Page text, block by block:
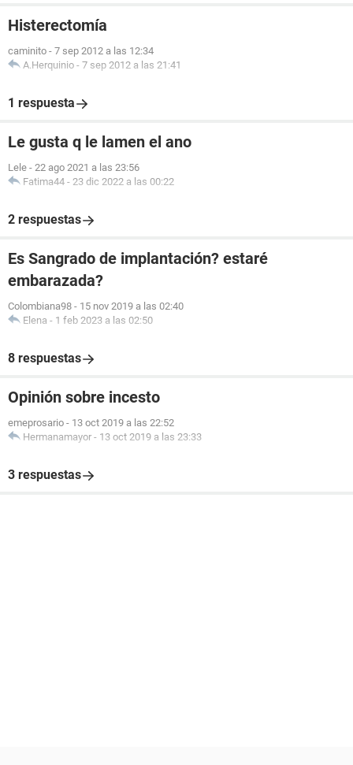
Histerectomía
caminito - 7 sep 2012 a las 12:34
A.Herquinio - 7 sep 2012 a las 21:41
1 respuesta
Le gusta q le lamen el ano
Lele - 22 ago 2021 a las 23:56
Fatima44 - 23 dic 2022 a las 00:22
2 respuestas
Es Sangrado de implantación? estaré
embarazada?
Colombiana98 - 15 nov 2019 a las 02:40
Elena - 1 feb 2023 a las 02:50
8 respuestas
Opinión sobre incesto
emeprosario - 13 oct 2019 a las 22:52
Hermanamayor - 13 oct 2019 a las 23:33
3 respuestas